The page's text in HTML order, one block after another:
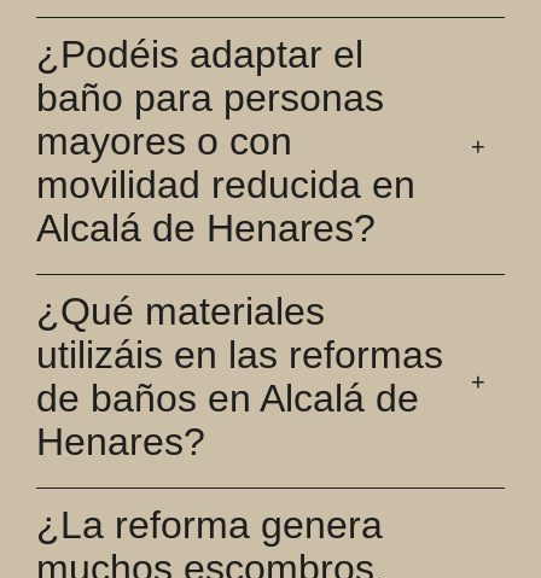
¿Podéis adaptar el
baño para personas
mayores o con
movilidad reducida en
Alcalá de Henares?
¿Qué materiales
utilizáis en las reformas
de baños en Alcalá de
Henares?
¿La reforma genera
muchos escombros,